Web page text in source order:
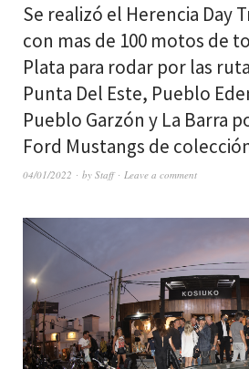
Se realizó el Herencia Day
con mas de 100 motos de
Plata para rodar por las
Punta Del Este, Pueblo
Pueblo Garzón y La Barra
Ford Mustangs de
04/01/2022 by Staff Leave a comment